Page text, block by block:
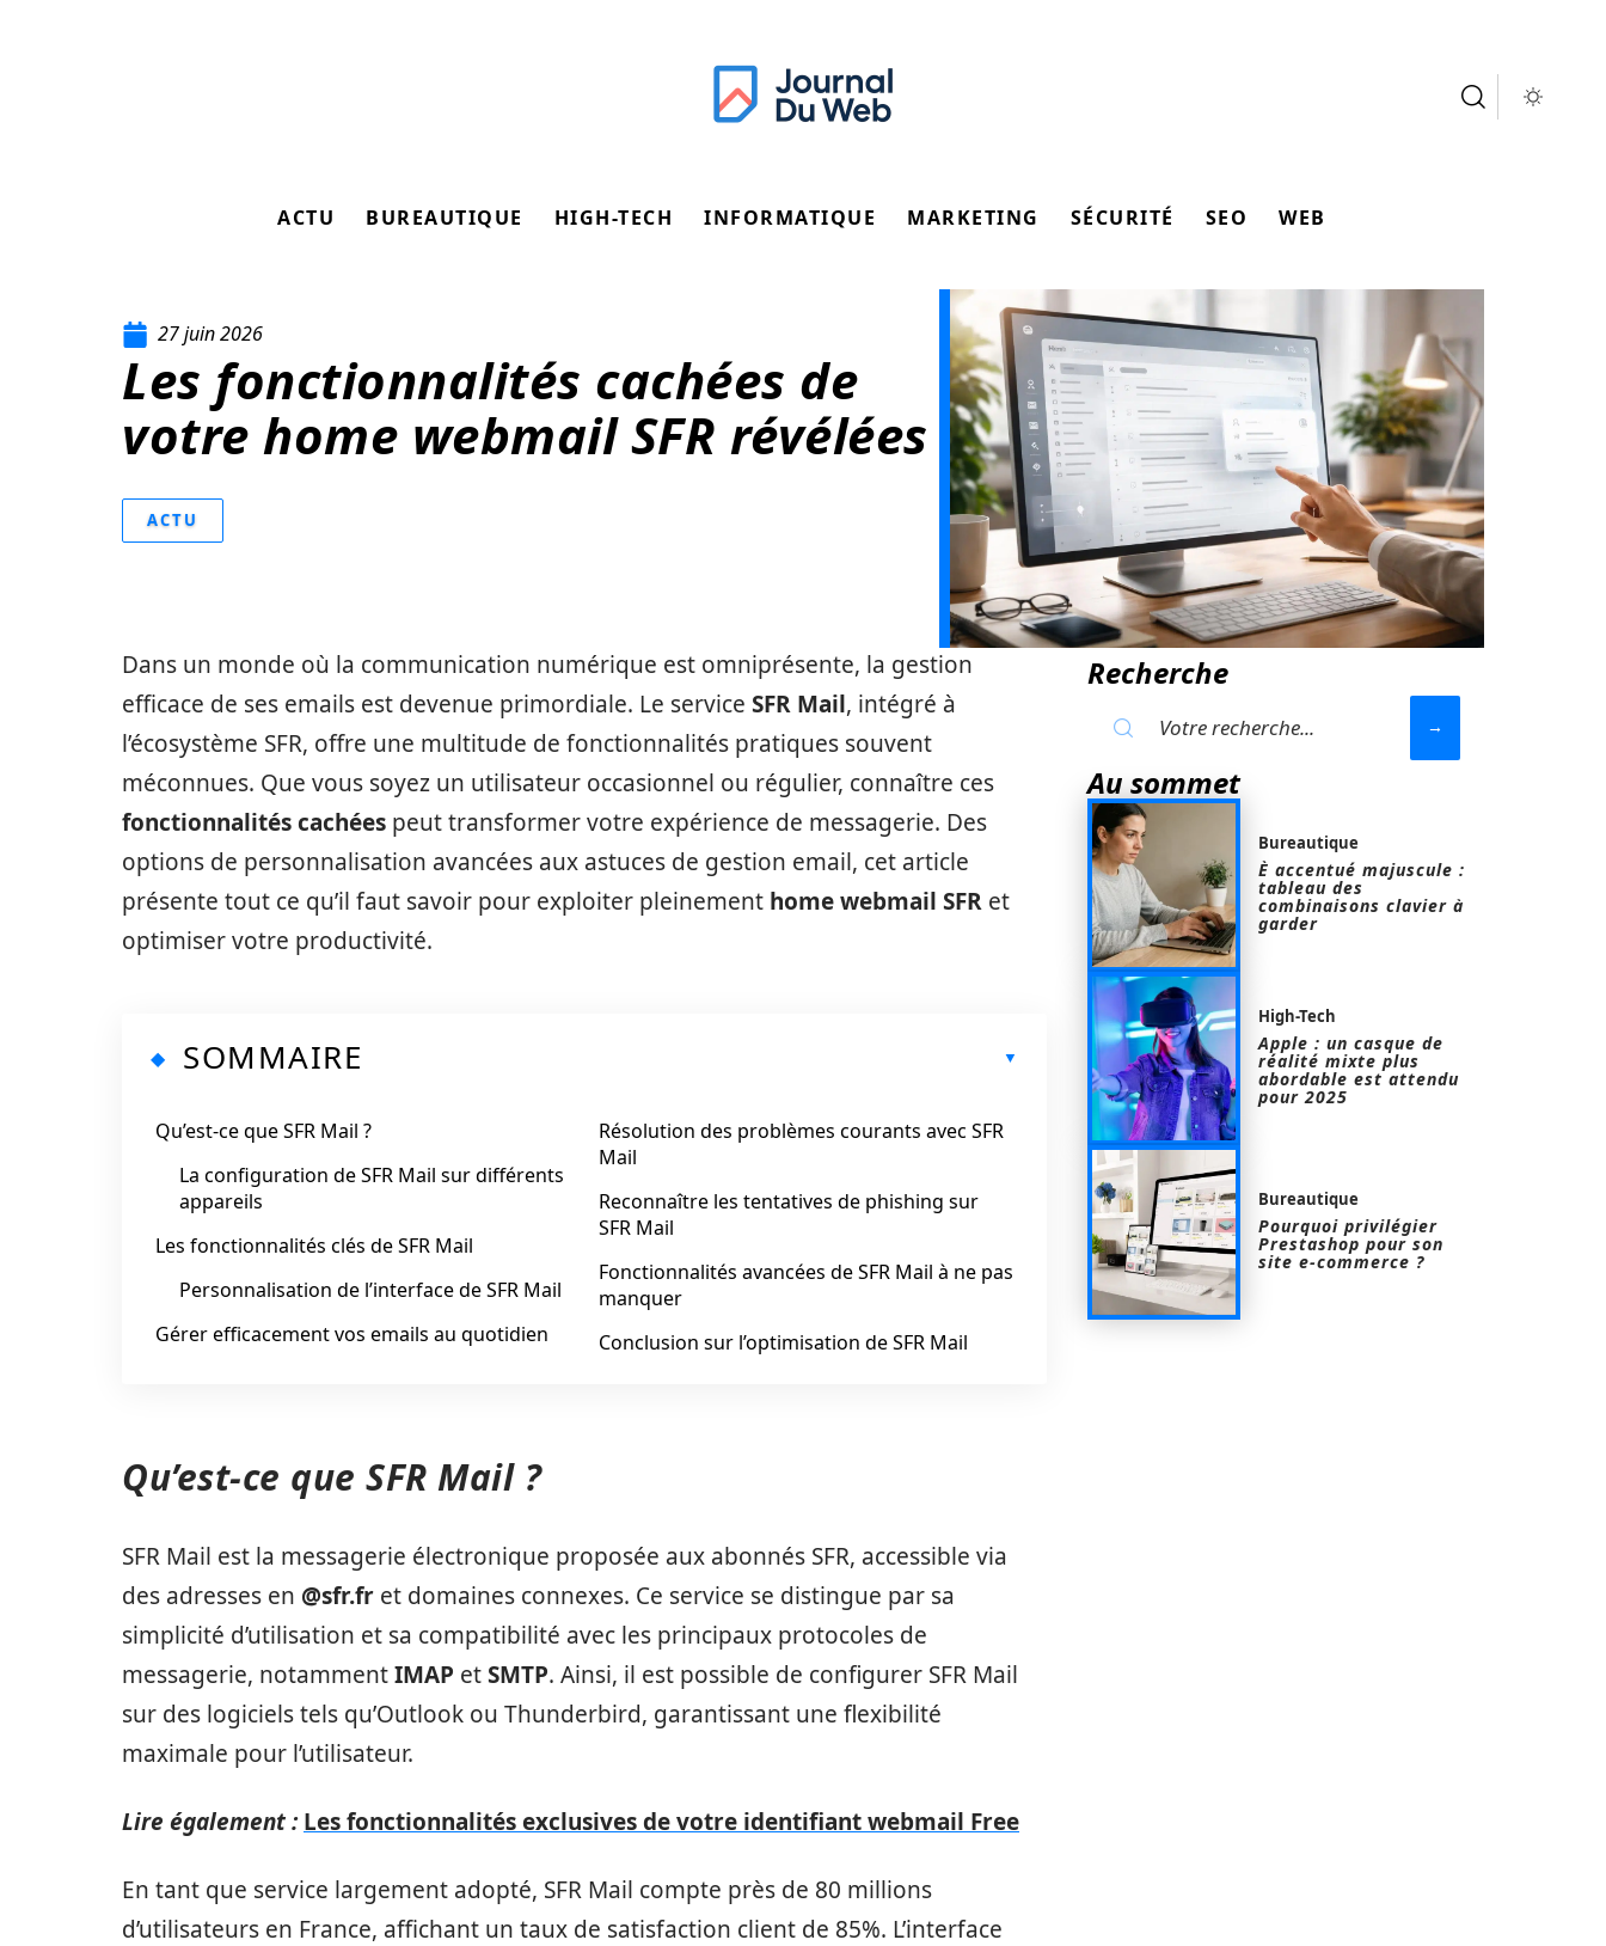
ACTU BUREAUTIQUE HIGH-TECH INFORMATIQUE MARKETING SÉCURITÉ SEO WEB
27 juin 2026
Les fonctionnalités cachées de
votre home webmail SFR révélées
ACTU
Dans un monde où la communication numérique est omniprésente, la gestion
efficace de ses emails est devenue primordiale. Le service SFR Mail, intégré à
l’écosystème SFR, offre une multitude de fonctionnalités pratiques souvent
méconnues. Que vous soyez un utilisateur occasionnel ou régulier, connaître ces
fonctionnalités cachées peut transformer votre expérience de messagerie. Des
options de personnalisation avancées aux astuces de gestion email, cet article
présente tout ce qu’il faut savoir pour exploiter pleinement home webmail SFR et
optimiser votre productivité.
SOMMAIRE
Qu’est-ce que SFR Mail ?
La configuration de SFR Mail sur différents
appareils
Les fonctionnalités clés de SFR Mail
Personnalisation de l’interface de SFR Mail
Gérer efficacement vos emails au quotidien
Résolution des problèmes courants avec SFR
Mail
Reconnaître les tentatives de phishing sur
SFR Mail
Fonctionnalités avancées de SFR Mail à ne pas
manquer
Conclusion sur l’optimisation de SFR Mail
Qu’est-ce que SFR Mail ?
SFR Mail est la messagerie électronique proposée aux abonnés SFR, accessible via
des adresses en @sfr.fr et domaines connexes. Ce service se distingue par sa
simplicité d’utilisation et sa compatibilité avec les principaux protocoles de
messagerie, notammentIMAP etSMTP. Ainsi, il est possible de configurer SFR Mail
sur des logiciels tels qu’Outlook ou Thunderbird, garantissant une flexibilité
maximale pour l’utilisateur.
Lire également : Les fonctionnalités exclusives de votre identifiant webmail Free
En tant que service largement adopté, SFR Mail compte près de 80 millions
d’utilisateurs en France, affichant un taux de satisfaction client de 85%. L’interface
Recherche
Au sommet
Bureautique
È accentué majuscule :
tableau des
combinaisons clavier à
garder
High-Tech
Apple : un casque de
réalité mixte plus
abordable est attendu
pour 2025
Bureautique
Pourquoi privilégier
Prestashop pour son
site e-commerce ?